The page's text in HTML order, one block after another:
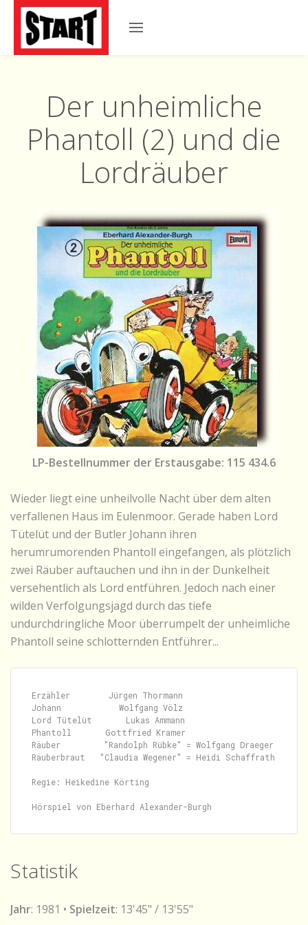
Der unheimliche
Phantoll (2) und die
Lordräuber
LP-Bestellnummer der Erstausgabe: 115 434.6
Wieder liegt eine unheilvolle Nacht über dem alten
verfallenen Haus im Eulenmoor. Gerade haben Lord
Tütelüt und der Butler Johann ihren
herumrumorenden Phantoll eingefangen, als plötzlich
zwei Räuber auftauchen und ihn in der Dunkelheit
versehentlich als Lord entführen. Jedoch nach einer
wilden Verfolgungsjagd durch das tiefe
undurchdringliche Moor überrumpelt der unheimliche
Phantoll seine schlotternden Entführer...
Erzähler        Jürgen Thormann
Johann            Wolfgang Völz
Lord Tütelüt       Lukas Ammann
Phantoll       Gottfried Kramer
Räuber         "Randolph Rübke" = Wolfgang Draeger
Räuberbraut   "Claudia Wegener" = Heidi Schaffrath
Regie: Heikedine Körting
Statistik
Jahr: 1981 • Spielzeit: 13'45" / 13'55"